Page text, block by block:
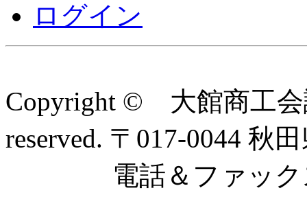
ログイン
Copyright © 大館商工
reserved. 〒017-0044
電話＆ファック